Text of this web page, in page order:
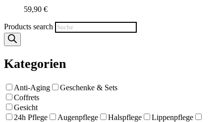
59,90 €
Products search
Kategorien
Anti-Aging
Geschenke & Sets
Coffrets
Gesicht
24h Pflege
Augenpflege Halspflege
Lippenpflege